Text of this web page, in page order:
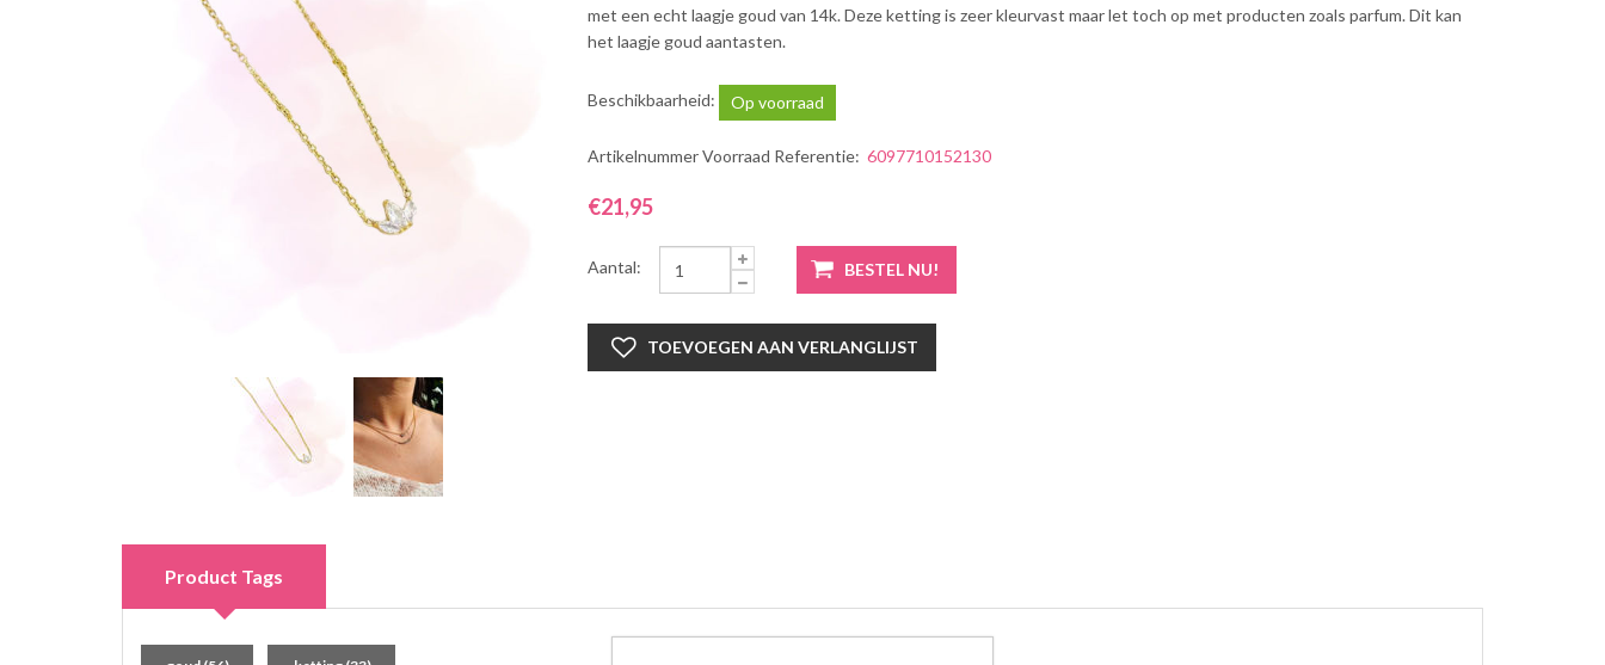
met een echt laagje goud van 14k. Deze ketting is zeer kleurvast maar let toch op met producten zoals parfum. Dit kan
het laagje goud aantasten.
Beschikbaarheid: Op voorraad
Artikelnummer Voorraad Referentie: 6097710152130
€21,95
Aantal:
Product Tags